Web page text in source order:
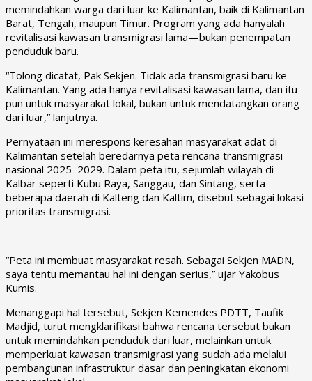
memindahkan warga dari luar ke Kalimantan, baik di Kalimantan
Barat, Tengah, maupun Timur. Program yang ada hanyalah
revitalisasi kawasan transmigrasi lama—bukan penempatan
penduduk baru.
“Tolong dicatat, Pak Sekjen. Tidak ada transmigrasi baru ke
Kalimantan. Yang ada hanya revitalisasi kawasan lama, dan itu
pun untuk masyarakat lokal, bukan untuk mendatangkan orang
dari luar,” lanjutnya.
Pernyataan ini merespons keresahan masyarakat adat di
Kalimantan setelah beredarnya peta rencana transmigrasi
nasional 2025–2029. Dalam peta itu, sejumlah wilayah di
Kalbar seperti Kubu Raya, Sanggau, dan Sintang, serta
beberapa daerah di Kalteng dan Kaltim, disebut sebagai lokasi
prioritas transmigrasi.
“Peta ini membuat masyarakat resah. Sebagai Sekjen MADN,
saya tentu memantau hal ini dengan serius,” ujar Yakobus
Kumis.
Menanggapi hal tersebut, Sekjen Kemendes PDTT, Taufik
Madjid, turut mengklarifikasi bahwa rencana tersebut bukan
untuk memindahkan penduduk dari luar, melainkan untuk
memperkuat kawasan transmigrasi yang sudah ada melalui
pembangunan infrastruktur dasar dan peningkatan ekonomi